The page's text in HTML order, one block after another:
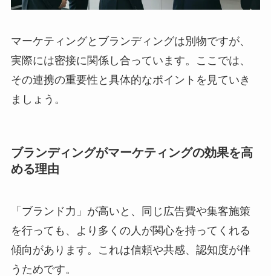
マーケティングとブランディングは別物ですが、
実際には密接に関係し合っています。ここでは、
その連携の重要性と具体的なポイントを見ていき
ましょう。
ブランディングがマーケティングの効果を高
める理由
「ブランド力」が高いと、同じ広告費や集客施策
を行っても、より多くの人が関心を持ってくれる
傾向があります。これは信頼や共感、認知度が伴
うためです。